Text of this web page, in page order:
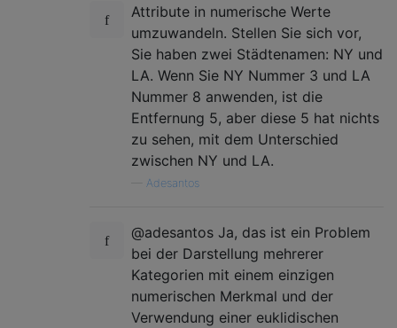
Attribute in numerische Werte
umzuwandeln. Stellen Sie sich vor,
Sie haben zwei Städtenamen: NY und
LA. Wenn Sie NY Nummer 3 und LA
Nummer 8 anwenden, ist die
Entfernung 5, aber diese 5 hat nichts
zu sehen, mit dem Unterschied
zwischen NY und LA.
Adesantos
@adesantos Ja, das ist ein Problem
bei der Darstellung mehrerer
Kategorien mit einem einzigen
numerischen Merkmal und der
Verwendung einer euklidischen